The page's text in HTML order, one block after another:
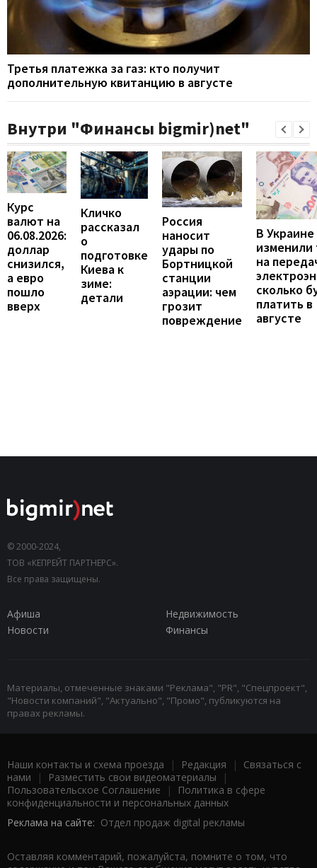
Третья платежка за газ: кто получит
дополнительную квитанцию в августе
Внутри "Финансы bigmir)net"
Курс
валют на
06.08.2026:
доллар
снизился,
а евро
пошло
вверх
Кличко
рассказал
о
подготовке
Киева к
зиме:
детали
Россия
наносит
удары по
Бортницкой
станции
аэрации: чем
грозит
повреждение
В Украине
на
сколько
платить в
августе
© 2000-2024,
ТОВ «КЕПРЕЙТ ПАРТНЕРС».
Все права защищены.
Афиша
Недвижимость
Новости
Финансы
Материалы, отмеченные знаками "Реклама", "PR", "Спецпроект",
"Новости компаний", "Актуально", "Промо", публикуются на
правах рекламы.
Наши контакты и схема проезда | Редакция | Связаться с
нами | Разместить свои видеоматериалы |
Пользовательское Соглашение |
Политика в сфере
конфиденциальности и персональных данных
Реклама на сайте: Отдел продаж digital рекламы
Оставляя комментарий, пожалуйста, помните о том, что